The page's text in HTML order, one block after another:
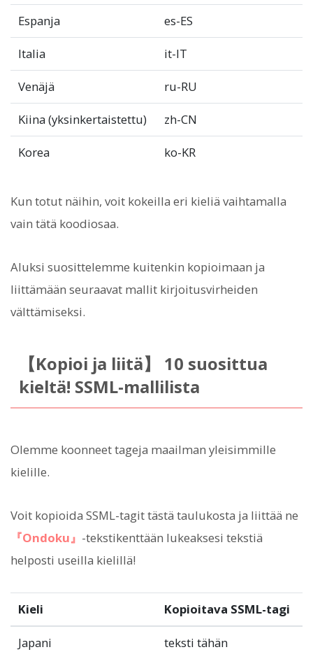
Espanja es-ES
Italia it-IT
Venäjä ru-RU
Kiina (yksinkertaistettu) zh-CN
Korea ko-KR
Kun totut näihin, voit kokeilla eri kieliä vaihtamalla
vain tätä koodiosaa.
Aluksi suosittelemme kuitenkin kopioimaan ja
liittämään seuraavat mallit kirjoitusvirheiden
välttämiseksi.
【Kopioi ja liitä】 10 suosittua
kieltä! SSML-mallilista
Olemme koonneet tageja maailman yleisimmille
kielille.
Voit kopioida SSML-tagit tästä taulukosta ja liittää ne
『Ondoku』 -tekstikenttään lukeaksesi tekstiä
helposti useilla kielillä!
Kieli Kopioitava SSML-tagi
Japani teksti tähän